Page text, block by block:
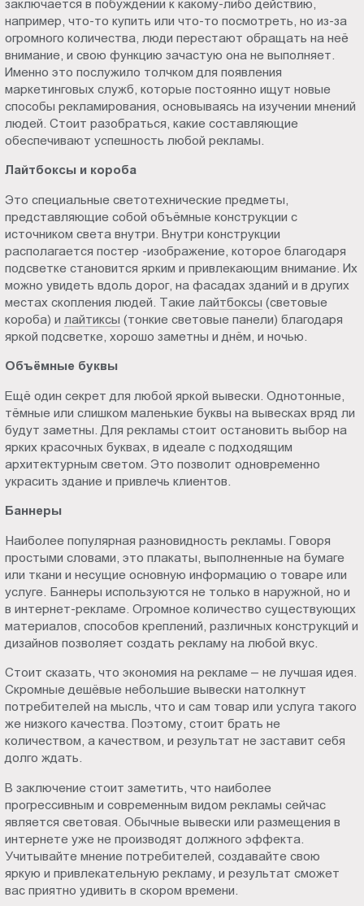
заключается в побуждении к какому-либо действию,
например, что-то купить или что-то посмотреть, но из-за
огромного количества, люди перестают обращать на неё
внимание, и свою функцию зачастую она не выполняет.
Именно это послужило толчком для появления
маркетинговых служб, которые постоянно ищут новые
способы рекламирования, основываясь на изучении мнений
людей. Стоит разобраться, какие составляющие
обеспечивают успешность любой рекламы.
Лайтбоксы и короба
Это специальные светотехнические предметы,
представляющие собой объёмные конструкции с
источником света внутри. Внутри конструкции
располагается постер -изображение, которое благодаря
подсветке становится ярким и привлекающим внимание. Их
можно увидеть вдоль дорог, на фасадах зданий и в других
местах скопления людей. Такие лайтбоксы (световые
короба) и лайтиксы (тонкие световые панели) благодаря
яркой подсветке, хорошо заметны и днём, и ночью.
Объёмные буквы
Ещё один секрет для любой яркой вывески. Однотонные,
тёмные или слишком маленькие буквы на вывесках вряд ли
будут заметны. Для рекламы стоит остановить выбор на
ярких красочных буквах, в идеале с подходящим
архитектурным светом. Это позволит одновременно
украсить здание и привлечь клиентов.
Баннеры
Наиболее популярная разновидность рекламы. Говоря
простыми словами, это плакаты, выполненные на бумаге
или ткани и несущие основную информацию о товаре или
услуге. Баннеры используются не только в наружной, но и
в интернет-рекламе. Огромное количество существующих
материалов, способов креплений, различных конструкций и
дизайнов позволяет создать рекламу на любой вкус.
Стоит сказать, что экономия на рекламе – не лучшая идея.
Скромные дешёвые небольшие вывески натолкнут
потребителей на мысль, что и сам товар или услуга такого
же низкого качества. Поэтому, стоит брать не
количеством, а качеством, и результат не заставит себя
долго ждать.
В заключение стоит заметить, что наиболее
прогрессивным и современным видом рекламы сейчас
является световая. Обычные вывески или размещения в
интернете уже не производят должного эффекта.
Учитывайте мнение потребителей, создавайте свою
яркую и привлекательную рекламу, и результат сможет
вас приятно удивить в скором времени.
9.00-
18.00
Сб.,
Вс.:
выходной